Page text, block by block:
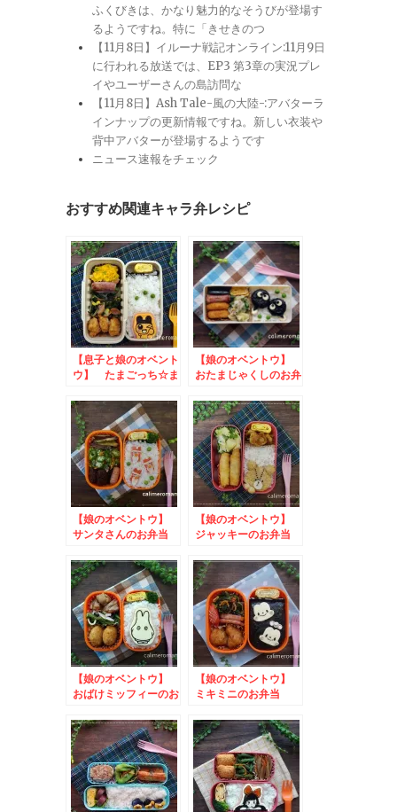
ふくびきは、かなり魅力的なそうびが登場す
るようですね。特に「きせきのつ
【11月8日】イルーナ戦記オンライン:11月9日
に行われる放送では、EP3 第3章の実況プレ
イやユーザーさんの島訪問な
【11月8日】Ash Tale-風の大陸-:アバターラ
インナップの更新情報ですね。新しい衣装や
背中アバターが登場するようです
ニュース速報をチェック
おすすめ関連キャラ弁レシピ
【息子と娘のオベント
ウ】 たまごっち☆ま
to #秋の味覚カップ
マルシェInstagram
フォトコンテスト
【娘のオベントウ】
おたまじゃくしのお弁
ォトキャンペーン
2024
【娘のオベントウ】
サンタさんのお弁当
稿キャンペーン
【娘のオベントウ】
ジャッキーのお弁当
ルあいち2024 SNS
投稿キャンペーン
【娘のオベントウ】
おばけミッフィーのお
んフォトコンテスト
2024
【娘のオベントウ】
ミキミニのお弁当
新商品記念キャンペー
ン